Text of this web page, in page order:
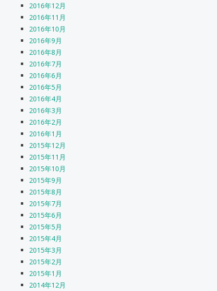
2016年12月
2016年11月
2016年10月
2016年9月
2016年8月
2016年7月
2016年6月
2016年5月
2016年4月
2016年3月
2016年2月
2016年1月
2015年12月
2015年11月
2015年10月
2015年9月
2015年8月
2015年7月
2015年6月
2015年5月
2015年4月
2015年3月
2015年2月
2015年1月
2014年12月